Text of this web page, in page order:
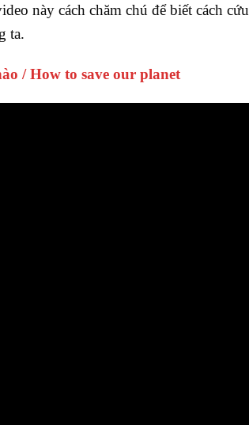
này cách chăm chú để biết cách
ta.
/ How to save our planet